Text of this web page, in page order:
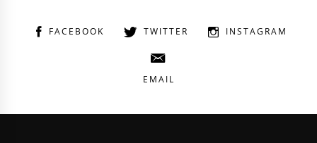
FACEBOOK TWITTER INSTAGRAM
EMAIL